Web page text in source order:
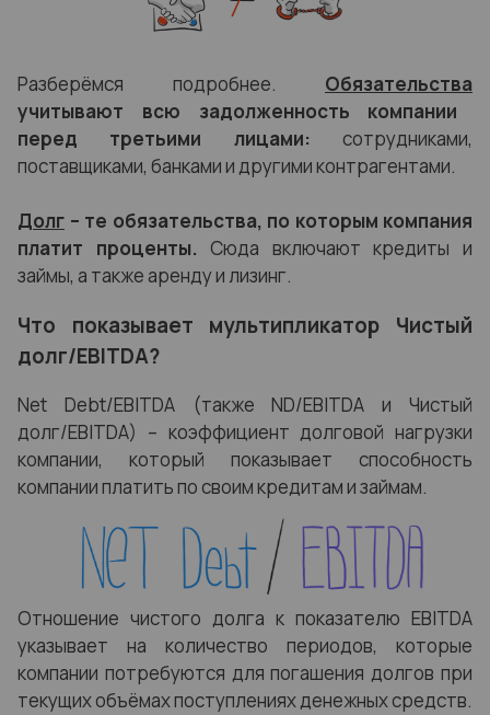
Разберёмся подробнее. Обязательства
учитывают всю задолженность компании
перед третьими лицами: сотрудниками,
поставщиками, банками и другими контрагентами.
Долг – те обязательства, по которым компания
платит проценты. Сюда включают кредиты и
займы, а также аренду и лизинг.
Что показывает мультипликатор Чистый
долг/EBITDA?
Net Debt/EBITDA (также ND/EBITDA и Чистый
долг/EBITDA) – коэффициент долговой нагрузки
компании, который показывает способность
компании платить по своим кредитам и займам.
Отношение чистого долга к показателю EBITDA
указывает на количество периодов, которые
компании потребуются для погашения долгов при
текущих объёмах поступлениях денежных средств.